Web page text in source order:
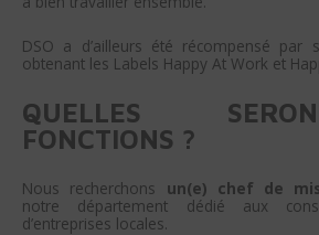
DSO a d’ailleurs été récompensé par
obtenant les Labels Happy At Work et
QUELLES
FONCTIONS ?
Nous recherchons un(e) chef de
notre département dédié aux
d’entreprises locales.